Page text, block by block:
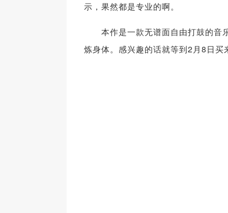
示，果然都是专业的啊。
本作是一款无谱面自由打鼓的音
炼身体。感兴趣的话就等到2月8日买